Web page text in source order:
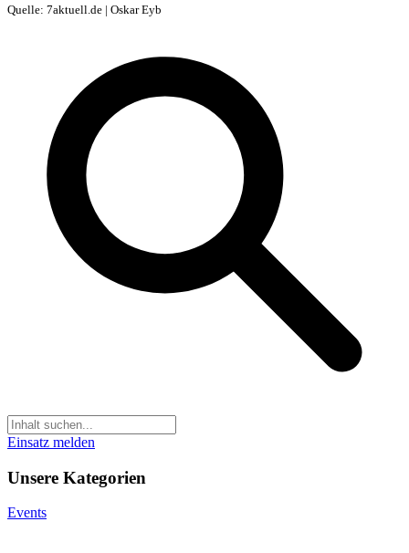
Quelle: 7aktuell.de | Oskar Eyb
Einsatz melden
Unsere Kategorien
Events